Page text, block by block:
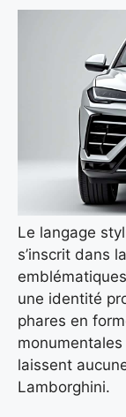
Le langage
s’inscrit dans
une identité
phares en
laissent
Lamborghini.